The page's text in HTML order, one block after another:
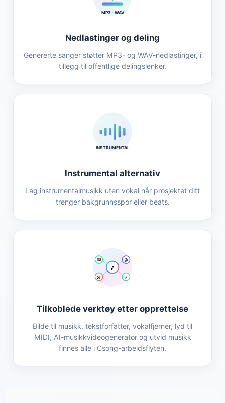
MP3 · WAV
Nedlastinger og deling
Genererte sanger støtter MP3- og WAV-nedlastinger, i
tillegg til offentlige delingslenker.
INSTRUMENTAL
Instrumental alternativ
Lag instrumentalmusikk uten vokal når prosjektet ditt
trenger bakgrunnsspor eller beats.
🎵
🖼️ 🎬
🎤 ⚡
Tilkoblede verktøy etter opprettelse
Bilde til musikk, tekstforfatter, vokalfjerner, lyd til
MIDI, AI-musikkvideogenerator og utvid musikk
finnes alle i Csong-arbeidsflyten.